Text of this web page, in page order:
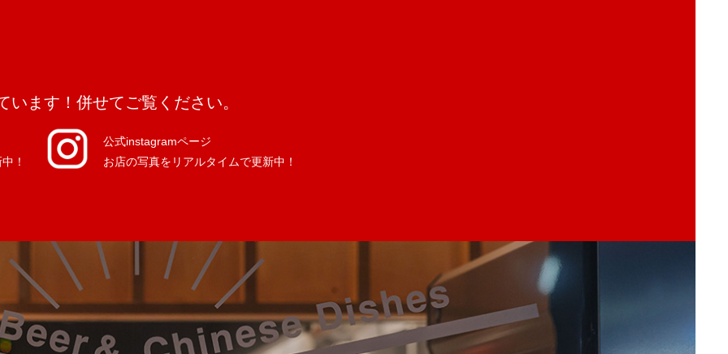
ます！併せてご覧ください。
！
公式instagramページ
お店の写真をリアルタイムで更新中！